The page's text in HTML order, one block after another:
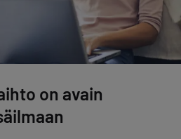
on avain